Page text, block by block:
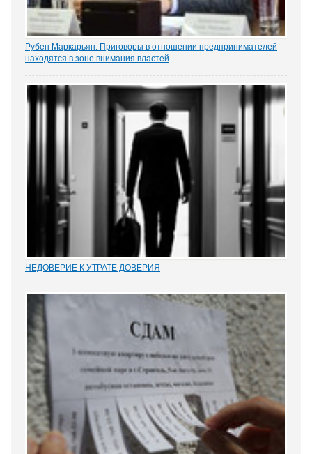
Рубен Маркарьян: Приговоры в отношении предпринимателей
находятся в зоне внимания властей
расследования «Пермский захват». Владелец сети заправок...
НЕДОВЕРИЕ К УТРАТЕ ДОВЕРИЯ
(п. 7.1 ч. 1 ст. 81 ТК РФ) появилась в Трудовом кодексе в 2012 году
в ходе совершенствования...